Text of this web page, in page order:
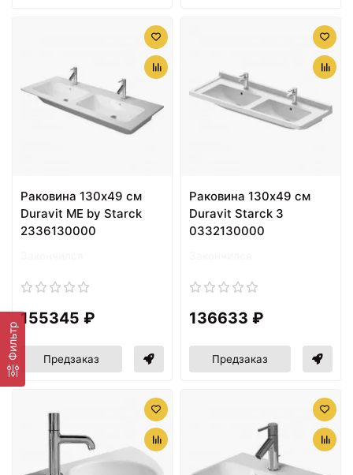
Фильтр
Раковина 130х49 см
Duravit ME by Starck
2336130000
155345 ₽
Предзаказ
Раковина 130х49 см
Duravit Starck 3
0332130000
136633 ₽
Предзаказ